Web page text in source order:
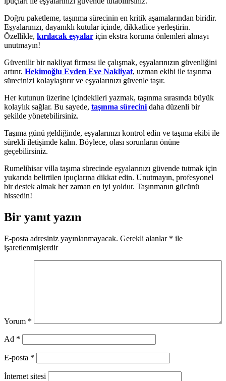
Doğru paketleme, taşınma sürecinin en kritik aşamalarından biridir.
Eşyalarınızı, dayanıklı kutular içinde, dikkatlice yerleştirin.
Özellikle, kırılacak eşyalar için ekstra koruma önlemleri almayı
unutmayın!
Güvenilir bir nakliyat firması ile çalışmak, eşyalarınızın güvenliğini
artırır. Hekimoğlu Evden Eve Nakliyat, uzman ekibi ile taşınma
sürecinizi kolaylaştırır ve eşyalarınızı güvenle taşır.
Her kutunun üzerine içindekileri yazmak, taşınma sırasında büyük
kolaylık sağlar. Bu sayede, taşınma sürecini daha düzenli bir
şekilde yönetebilirsiniz.
Taşıma günü geldiğinde, eşyalarınızı kontrol edin ve taşıma ekibi ile
sürekli iletişimde kalın. Böylece, olası sorunların önüne
geçebilirsiniz.
Rumelihisar villa taşıma sürecinde eşyalarınızı güvende tutmak için
yukarıda belirtilen ipuçlarına dikkat edin. Unutmayın, profesyonel
bir destek almak her zaman en iyi yoldur. Taşınmanın gücünü
hissedin!
Bir yanıt yazın
E-posta adresiniz yayınlanmayacak. Gerekli alanlar * ile
işaretlenmişlerdir
Yorum *
Ad *
E-posta *
İnternet sitesi